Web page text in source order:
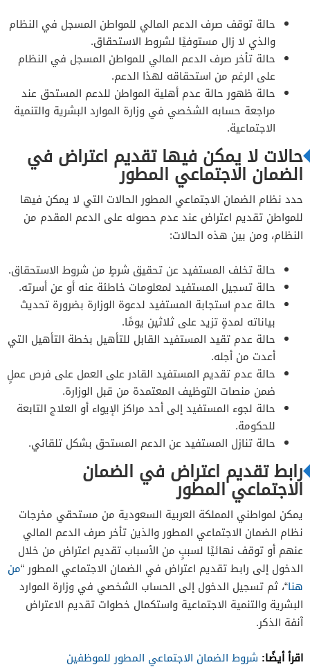
حالة توقف صرف الدعم المالي للمواطن المسجل في النظام
والذي لا زال مستوفيًا لشروط الاستحقاق.
حالة تأخر صرف الدعم المالي للمواطن المسجل في النظام
على الرغم من استحقاقه لهذا الدعم.
حالة ظهور حالة عدم أهلية المواطن للدعم المستحق عند
مراجعة حسابه الشخصي في وزارة الموارد البشرية والتنمية
الاجتماعية.
حالات لا يمكن فيها تقديم اعتراض في
الضمان الاجتماعي المطور
حدد نظام الضمان الاجتماعي المطور الحالات التي لا يمكن فيها
للمواطن تقديم اعتراض عند عدم حصوله على الدعم المقدم من
النظام، ومن بين هذه الحالات:
حالة تخلف المستفيد عن تحقيق شرطٍ من شروط الاستحقاق.
حالة تسجيل المستفيد لمعلومات خاطئة عنه أو عن أسرته.
حالة عدم استجابة المستفيد لدعوة الوزارة بضرورة تحديث
بياناته لمدةٍ تزيد على ثلاثين يومًا.
حالة عدم تقيد المستفيد القابل للتأهيل بخطة التأهيل التي
أعدت من أجله.
حالة عدم تقديم المستفيد القادر على العمل على فرص عملٍ
ضمن منصات التوظيف المعتمدة من قبل الوزارة.
حالة لجوء المستفيد إلى أحد مراكز الإيواء أو العلاج التابعة
للحكومة.
حالة تنازل المستفيد عن الدعم المستحق بشكل تلقائي.
رابط تقديم اعتراض في الضمان
الاجتماعي المطور
يمكن لمواطني المملكة العربية السعودية من مستحقي مخرجات
نظام الضمان الاجتماعي المطور والذين تأخر صرف الدعم المالي
عنهم أو توقف نهائيًا لسببٍ من الأسباب تقديم اعتراض من خلال
الدخول إلى رابط تقديم اعتراض في الضمان الاجتماعي المطور “من
هنا“، ثم تسجيل الدخول إلى الحساب الشخصي في وزارة الموارد
البشرية والتنمية الاجتماعية واستكمال خطوات تقديم الاعتراض
آنفة الذكر.
اقرأ أيضًا: شروط الضمان الاجتماعي المطور للموظفين